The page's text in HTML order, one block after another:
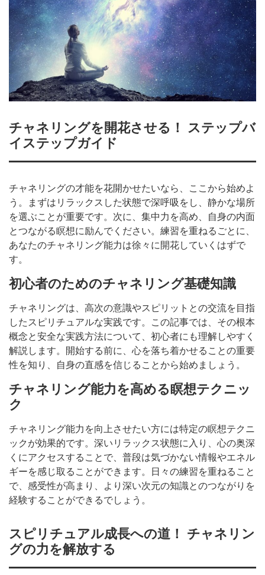
チャネリングを開花させる！ ステップバ
イステップガイド
チャネリングの才能を花開かせたいなら、ここから始めよ
う。まずはリラックスした状態で深呼吸をし、静かな場所
を選ぶことが重要です。次に、集中力を高め、自身の内面
とつながる瞑想に励んでください。練習を重ねるごとに、
あなたのチャネリング能力は徐々に開花していくはずで
す。
初心者のためのチャネリング基礎知識
チャネリングは、高次の意識やスピリットとの交流を目指
したスピリチュアルな実践です。この記事では、その根本
概念と安全な実践方法について、初心者にも理解しやすく
解説します。開始する前に、心を落ち着かせることの重要
性を知り、自身の直感を信じることから始めましょう。
チャネリング能力を高める瞑想テクニッ
ク
チャネリング能力を向上させたい方には特定の瞑想テクニ
ックが効果的です。深いリラックス状態に入り、心の奥深
くにアクセスすることで、普段は気づかない情報やエネル
ギーを感じ取ることができます。日々の練習を重ねること
で、感受性が高まり、より深い次元の知識とのつながりを
経験することができるでしょう。
スピリチュアル成長への道！ チャネリン
グの力を解放する